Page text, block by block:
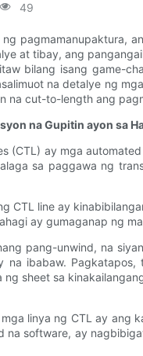
49
pagmamanupaktura,
at tibay, ang
bilang isang game-
na detalye ng
na cut-to-length ang
na Gupitin ayon sa
(CTL) ay mga
sa paggawa ng
CTL line ay
ay gumaganap ng
pang-unwind, na
na ibabaw.
sheet sa
linya ng CTL ay ang
na software, ay